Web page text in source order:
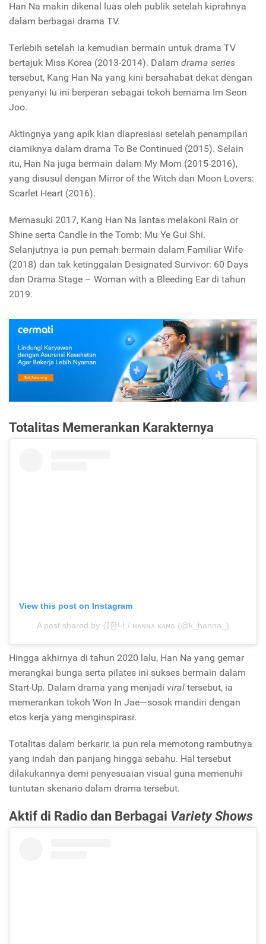
Han Na makin dikenal luas oleh publik setelah kiprahnya
dalam berbagai drama TV.
Terlebih setelah ia kemudian bermain untuk drama TV
bertajuk Miss Korea (2013-2014). Dalam drama series
tersebut, Kang Han Na yang kini bersahabat dekat dengan
penyanyi Iu ini berperan sebagai tokoh bernama Im Seon
Joo.
Aktingnya yang apik kian diapresiasi setelah penampilan
ciamiknya dalam drama To Be Continued (2015). Selain
itu, Han Na juga bermain dalam My Mom (2015-2016),
yang disusul dengan Mirror of the Witch dan Moon Lovers:
Scarlet Heart (2016).
Memasuki 2017, Kang Han Na lantas melakoni Rain or
Shine serta Candle in the Tomb: Mu Ye Gui Shi.
Selanjutnya ia pun pernah bermain dalam Familiar Wife
(2018) dan tak ketinggalan Designated Survivor: 60 Days
dan Drama Stage – Woman with a Bleeding Eardi tahun
2019.
Totalitas Memerankan Karakternya
View this post on Instagram
A post shared by 강한나 / ʜᴀɴɴᴀ ᴋᴀɴɢ (@k_hanna_)
Hingga akhirnya di tahun 2020 lalu, Han Na yang gemar
merangkai bunga serta pilates ini sukses bermain dalam
Start-Up. Dalam drama yang menjadi viral tersebut, ia
memerankan tokoh Won In Jae—sosok mandiri dengan
etos kerja yang menginspirasi.
Totalitas dalam berkarir, ia pun rela memotong rambutnya
yang indah dan panjang hingga sebahu. Hal tersebut
dilakukannya demi penyesuaian visual guna memenuhi
tuntutan skenario dalam drama tersebut.
Aktif di Radio dan Berbagai Variety Shows